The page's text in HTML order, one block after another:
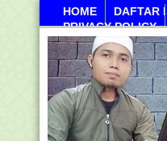
HOME
DAFTAR
PRIVACY POLICY